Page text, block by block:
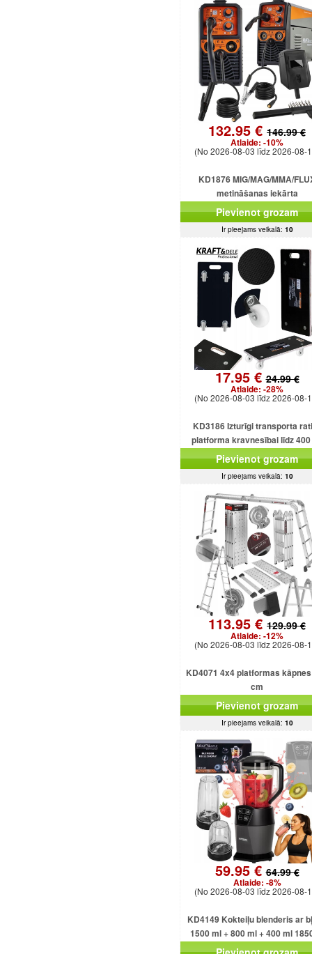
132.95 € 146.99 €
Atlaide: -10%
(No 2026-08-03 līdz 2026-08-
KD1876 MIG/MAG/MMA/
metināšanas iekārta
Pievienot grozam
Ir pieejams veikalā: 10
17.95 €24.99 €
Atlaide: -28%
(No 2026-08-03 līdz 2026-08-
KD3186 Izturīgi transporta
platforma kravnesībai līdz
Pievienot grozam
Ir pieejams veikalā: 10
113.95 € 129.99 €
Atlaide: -12%
(No 2026-08-03 līdz 2026-08-
KD4071 4x4 platformas
cm
Pievienot grozam
Ir pieejams veikalā: 10
59.95 €64.99 €
Atlaide: -8%
(No 2026-08-03 līdz 2026-08-
KD4149 Kokteiļu blenderis ar
1500 ml + 800 ml + 400 ml